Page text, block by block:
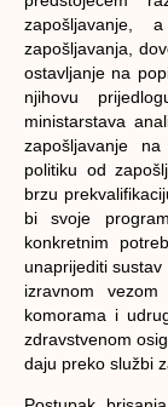
zapošljavanje,
zapošljavanja,
ostavljanje na
njihovu
ministarstava
zapošljavanje
politiku od
brzu
bi svoje
konkretnim
unaprijediti
izravnom
komorama i
zdravstvenom
daju preko službi